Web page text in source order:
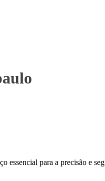
essencial para a precisão e